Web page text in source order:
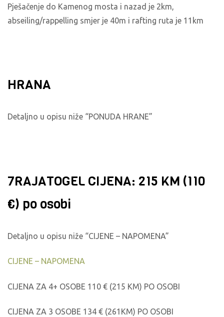
Pješačenje do Kamenog mosta i nazad je 2km,
abseiling/rappelling smjer je 40m i rafting ruta je 11km
HRANA
Detaljno u opisu niže “PONUDA HRANE”
7RAJATOGEL CIJENA: 215 KM (110
€) po osobi
Detaljno u opisu niže “CIJENE – NAPOMENA”
CIJENE – NAPOMENA
CIJENA ZA 4+ OSOBE 110 € (215 KM) PO OSOBI
CIJENA ZA 3 OSOBE 134 € (261KM) PO OSOBI